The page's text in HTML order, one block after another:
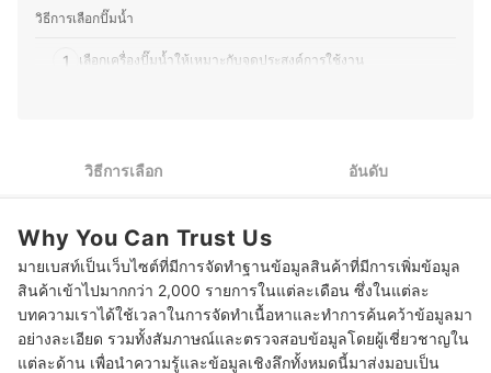
ของใช้พื้นฐานแล้ว ยังให้ความสำคัญกับเครื่องหอม รวมถึง
ปลอดภัยในบ้าน ที่ช่วยเพิ่มความสะดวกและปลอดภัยในชีวิต
วิธีการเลือกปั๊มน้ำ
1 เลือกเครื่องปั๊มน้ำให้เหมาะกับจุดประสงค์การใช้งาน
4 ตรวจสอบระยะการส่งน้ำ
5 ตรวจสอบปริมาณน้ำที่สามารถสูบได้
10 เครื่องปั๊มน้ำ ยี่ห้อไหนดี แรงดันสูง ทำงานอัตโนมัติ
จำเป็นต้องใช้เครื่องปั๊มน้ำที่มีแรงดันสูงหรือไม่
ควรติดตั้งเครื่องปั๊มน้ำในตำแหน่งใด?
วิธีการเลือก อันดับ
Why You Can Trust Us
มายเบสท์เป็นเว็บไซต์ที่มีการจัดทำฐานข้อมูลสินค้าที่มีการเพิ่มข้อมูล
สินค้าเข้าไปมากกว่า 2,000 รายการในแต่ละเดือน ซึ่งในแต่ละ
บทความเราได้ใช้เวลาในการจัดทำเนื้อหาและทำการค้นคว้าข้อมูลมา
อย่างละเอียด รวมทั้งสัมภาษณ์และตรวจสอบข้อมูลโดยผู้เชี่ยวชาญใน
แต่ละด้าน เพื่อนำความรู้และข้อมูลเชิงลึกทั้งหมดนี้มาส่งมอบเป็น